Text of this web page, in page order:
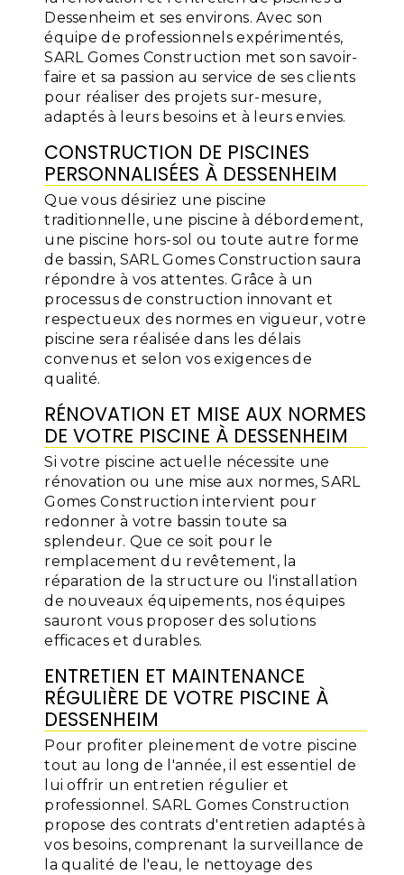
Dessenheim et ses environs. Avec son
équipe de professionnels expérimentés,
SARL Gomes Construction met son savoir-
faire et sa passion au service de ses clients
pour réaliser des projets sur-mesure,
adaptés à leurs besoins et à leurs envies.
CONSTRUCTION DE PISCINES
PERSONNALISÉES À DESSENHEIM
Que vous désiriez une piscine
traditionnelle, une piscine à débordement,
une piscine hors-sol ou toute autre forme
de bassin, SARL Gomes Construction saura
répondre à vos attentes. Grâce à un
processus de construction innovant et
respectueux des normes en vigueur, votre
piscine sera réalisée dans les délais
convenus et selon vos exigences de
qualité.
RÉNOVATION ET MISE AUX NORMES
DE VOTRE PISCINE À DESSENHEIM
Si votre piscine actuelle nécessite une
rénovation ou une mise aux normes, SARL
Gomes Construction intervient pour
redonner à votre bassin toute sa
splendeur. Que ce soit pour le
remplacement du revêtement, la
réparation de la structure ou l'installation
de nouveaux équipements, nos équipes
sauront vous proposer des solutions
efficaces et durables.
ENTRETIEN ET MAINTENANCE
RÉGULIÈRE DE VOTRE PISCINE À
DESSENHEIM
Pour profiter pleinement de votre piscine
tout au long de l'année, il est essentiel de
lui offrir un entretien régulier et
professionnel. SARL Gomes Construction
propose des contrats d'entretien adaptés à
vos besoins, comprenant la surveillance de
la qualité de l'eau, le nettoyage des